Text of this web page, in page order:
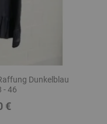
Dunkelblau
- 46
€